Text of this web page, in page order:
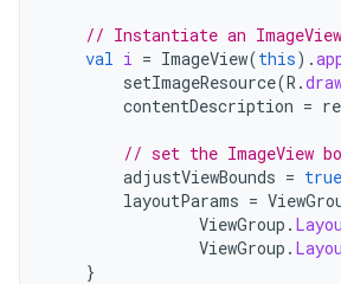
// Instantiate an
val i = ImageView(this).
setImageResource(R .
contentDescription =
// set the ImageView
adjustViewBounds = true
layoutParams =
ViewGroup .
ViewGroup .
}